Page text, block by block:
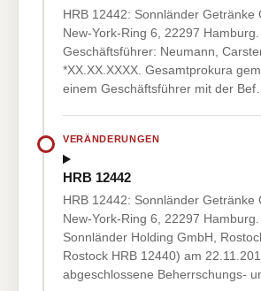
HRB 12442: Sonnländer Getränke
New-York-Ring 6, 22297
Geschäftsführer: Neumann,
*XX.XX.XXXX. Gesamtprokura
einem Geschäftsführer mit der Bef…
VERÄNDERUNGEN
HRB 12442
HRB 12442: Sonnländer Getränke
New-York-Ring 6, 22297
Sonnländer Holding GmbH,
Rostock HRB 12440) am
abgeschlossene Beherrschungs-